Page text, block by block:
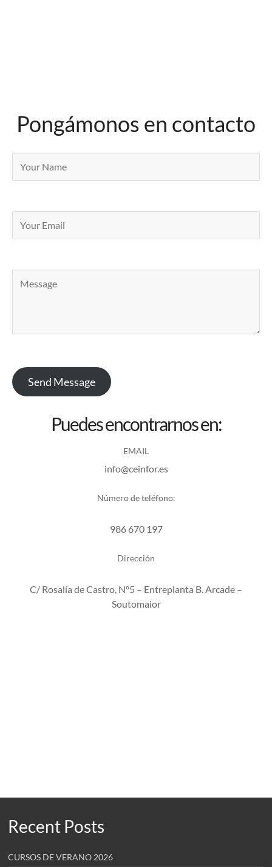
Puedes encontrarnos en:
EMAIL
info@ceinfor.es
Número de teléfono:
986 670 197
Dirección
C/ Rosalía de Castro, Nº5 – Entreplanta B. Arcade –
Soutomaior
Pongámonos en contacto
Send Message
Recent Posts
CURSOS DE VERANO 2026